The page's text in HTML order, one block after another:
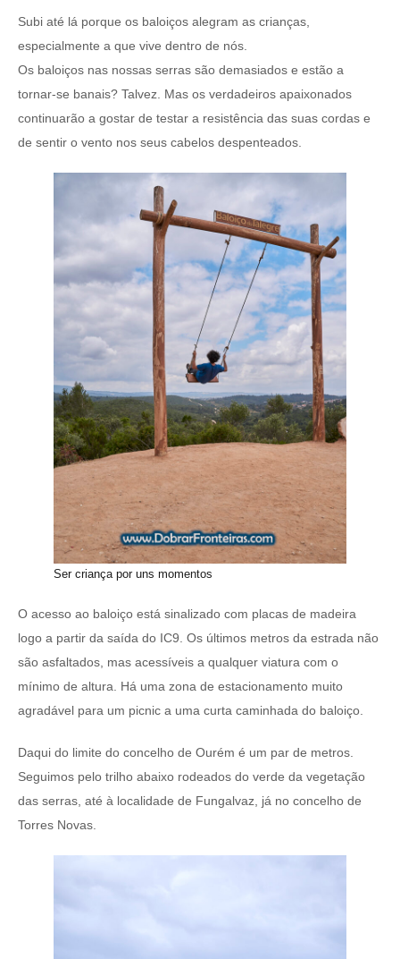
Subi até lá porque os baloiços alegram as crianças,
especialmente a que vive dentro de nós.
Os baloiços nas nossas serras são demasiados e estão a
tornar-se banais? Talvez. Mas os verdadeiros apaixonados
continuarão a gostar de testar a resistência das suas cordas e
de sentir o vento nos seus cabelos despenteados.
Ser criança por uns momentos
O acesso ao baloiço está sinalizado com placas de madeira
logo a partir da saída do IC9. Os últimos metros da estrada não
são asfaltados, mas acessíveis a qualquer viatura com o
mínimo de altura. Há uma zona de estacionamento muito
agradável para um picnic a uma curta caminhada do baloiço.
Daqui do limite do concelho de Ourém é um par de metros.
Seguimos pelo trilho abaixo rodeados do verde da vegetação
das serras, até à localidade de Fungalvaz, já no concelho de
Torres Novas.